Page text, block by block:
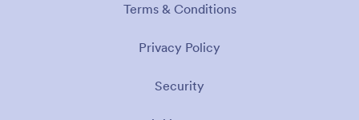
Terms & Conditions
Privacy Policy
Security